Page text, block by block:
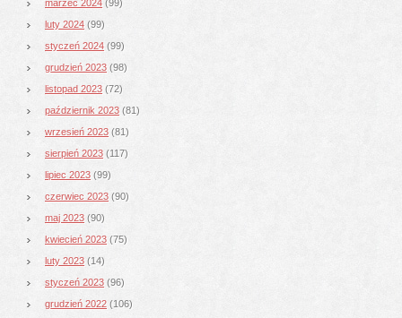
marzec 2024 (99)
luty 2024 (99)
styczeń 2024 (99)
grudzień 2023 (98)
listopad 2023 (72)
październik 2023 (81)
wrzesień 2023 (81)
sierpień 2023 (117)
lipiec 2023 (99)
czerwiec 2023 (90)
maj 2023 (90)
kwiecień 2023 (75)
luty 2023 (14)
styczeń 2023 (96)
grudzień 2022 (106)